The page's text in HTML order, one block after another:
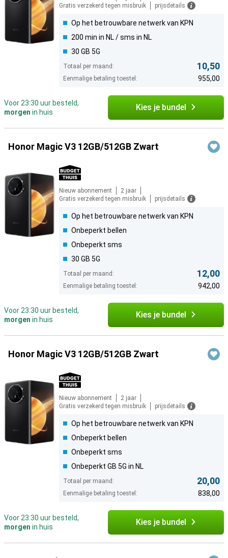
Gratis verzekerd tegen misbruik
prijsdetails
Op het betrouwbare netwerk van KPN
200 min in NL / sms in NL
30 GB 5G
Totaal per maand: 10,50
Eenmalige betaling toestel: 955,00
Voor 23:30 uur besteld,
morgen in huis Kies je bundel
Honor Magic V3 12GB/512GB Zwart
Nieuw abonnement
2 jaar
Gratis verzekerd tegen misbruik
prijsdetails
Op het betrouwbare netwerk van KPN
Onbeperkt bellen
Onbeperkt sms
30 GB 5G
Totaal per maand: 12,00
Eenmalige betaling toestel: 942,00
Voor 23:30 uur besteld,
morgen in huis Kies je bundel
Honor Magic V3 12GB/512GB Zwart
Nieuw abonnement
2 jaar
Gratis verzekerd tegen misbruik
prijsdetails
Op het betrouwbare netwerk van KPN
Onbeperkt bellen
Onbeperkt sms
Onbeperkt GB 5G in NL
Totaal per maand: 20,00
Eenmalige betaling toestel: 838,00
Voor 23:30 uur besteld,
morgen in huis Kies je bundel